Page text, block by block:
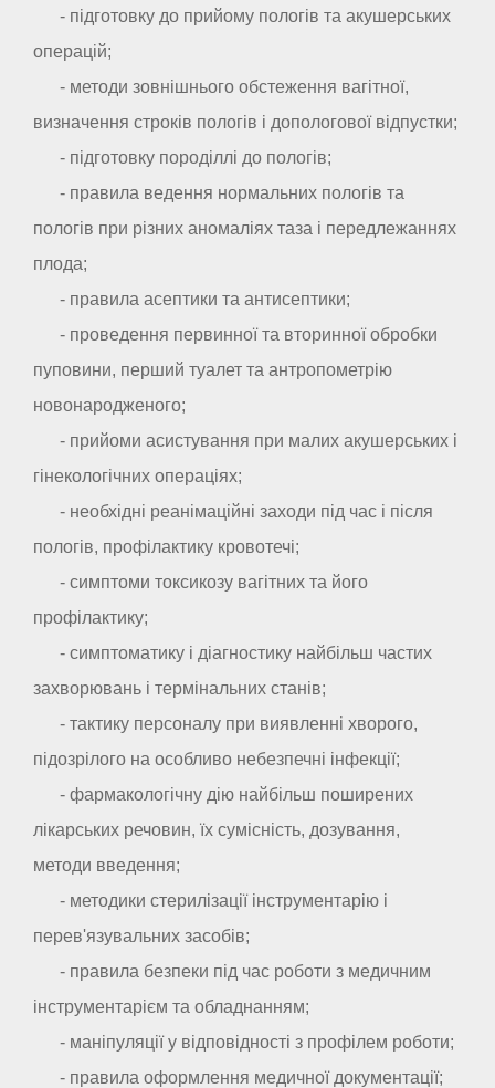
- підготовку до прийому пологів та акушерських
операцій;
- методи зовнішнього обстеження вагітної,
визначення строків пологів і допологової відпустки;
- підготовку породіллі до пологів;
- правила ведення нормальних пологів та
пологів при різних аномаліях таза і передлежаннях
плода;
- правила асептики та антисептики;
- проведення первинної та вторинної обробки
пуповини, перший туалет та антропометрію
новонародженого;
- прийоми асистування при малих акушерських і
гінекологічних операціях;
- необхідні реанімаційні заходи під час і після
пологів, профілактику кровотечі;
- симптоми токсикозу вагітних та його
профілактику;
- симптоматику і діагностику найбільш частих
захворювань і термінальних станів;
- тактику персоналу при виявленні хворого,
підозрілого на особливо небезпечні інфекції;
- фармакологічну дію найбільш поширених
лікарських речовин, їх сумісність, дозування,
методи введення;
- методики стерилізації інструментарію і
перев'язувальних засобів;
- правила безпеки під час роботи з медичним
інструментарієм та обладнанням;
- маніпуляції у відповідності з профілем роботи;
- правила оформлення медичної документації;